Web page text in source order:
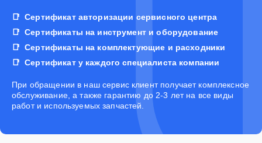
Сертификат авторизации сервисного центра
Сертификаты на инструмент и оборудование
Сертификаты на комплектующие и расходники
Сертификат у каждого специалиста компании
При обращении в наш сервис клиент получает комплексное
обслуживание, а также гарантию до 2-3 лет на все виды
работ и используемых запчастей.